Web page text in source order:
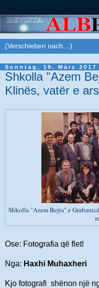
Sonntag, 19. März 2017
Shkolla "Azem
Klinës, vatër e
Shkolla "Azem Bejta" e
Ose: Fotografia që flet!
Nga: Haxhi Muhaxheri
Kjo fotografi shënon një